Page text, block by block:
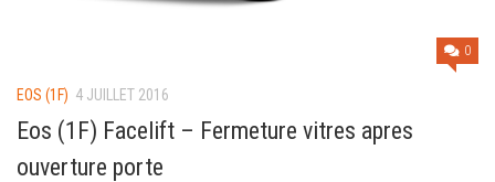
0
EOS (1F) 4 JUILLET 2016
Eos (1F) Facelift – Fermeture vitres apres
ouverture porte